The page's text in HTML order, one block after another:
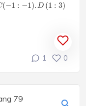
(−1 : −1). D (1 : 3)
(− 1 − .D 1: 3)
1 0
79